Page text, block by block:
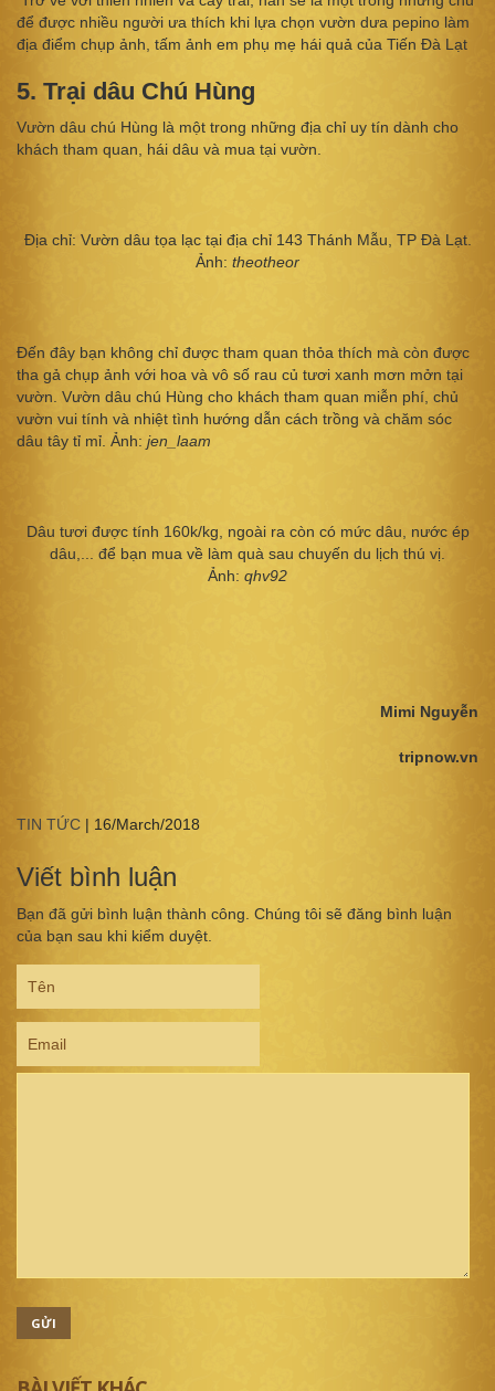
để được nhiều người ưa thích khi lựa chọn vườn dưa pepino làm
địa điểm chụp ảnh, tấm ảnh em phụ mẹ hái quả của Tiến Đà Lạt
5. Trại dâu Chú Hùng
Vườn dâu chú Hùng là một trong những địa chỉ uy tín dành cho
khách tham quan, hái dâu và mua tại vườn.
Địa chỉ: Vườn dâu tọa lạc tại địa chỉ 143 Thánh Mẫu, TP Đà Lạt.
Ảnh: theotheor
Đến đây bạn không chỉ được tham quan thỏa thích mà còn được
tha gả chụp ảnh với hoa và vô số rau củ tươi xanh mơn mởn tại
vườn. Vườn dâu chú Hùng cho khách tham quan miễn phí, chủ
vườn vui tính và nhiệt tình hướng dẫn cách trồng và chăm sóc
dâu tây tỉ mỉ. Ảnh: jen_laam
Dâu tươi được tính 160k/kg, ngoài ra còn có mức dâu, nước ép
dâu,... để bạn mua về làm quà sau chuyến du lịch thú vị.
Ảnh: qhv92
Mimi Nguyễn
tripnow.vn
TIN TỨC | 16/March/2018
Viết bình luận
Bạn đã gửi bình luận thành công. Chúng tôi sẽ đăng bình luận
của bạn sau khi kiểm duyệt.
GỬI